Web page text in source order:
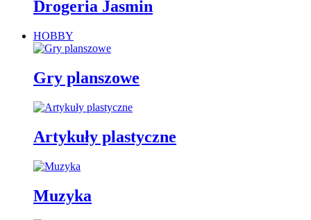
Drogeria Jasmin
HOBBY
Gry planszowe
Artykuły plastyczne
Muzyka